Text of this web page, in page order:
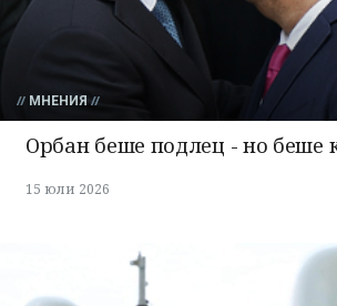
МНЕНИЯ
Орбан беше подлец - но беше
15 юли 2026